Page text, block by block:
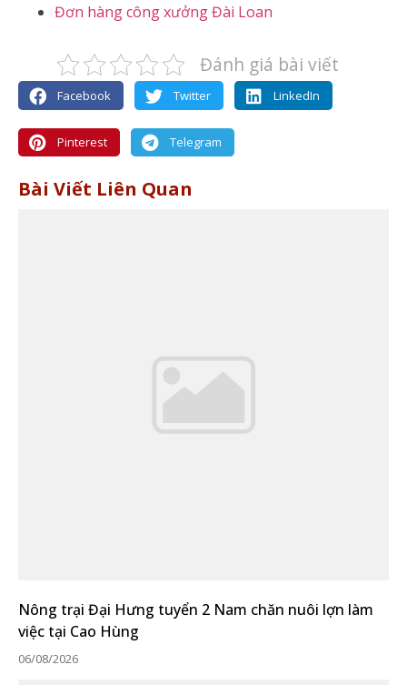
Đơn hàng công xưởng Đài Loan
Đánh giá bài viết
Facebook Twitter LinkedIn
Pinterest Telegram
Bài Viết Liên Quan
Nông trại Đại Hưng tuyển 2 Nam chăn nuôi lợn làm
việc tại Cao Hùng
06/08/2026